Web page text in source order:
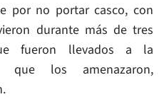
por no portar casco, con
durante más de tres
fueron llevados a la
que los amenazaron,